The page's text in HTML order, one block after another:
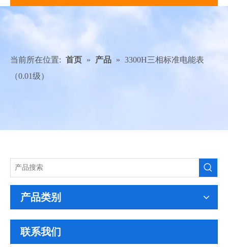
当前所在位置: 首页 » 产品 » 3300H三相标准电能表
（0.01级）
产品类别
联系我们